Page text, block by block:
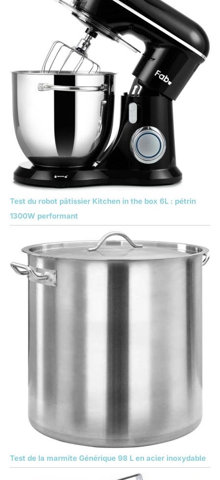
Test du robot pâtissier Kitchen in the box 6L : pétrin
1300W performant
Test de la marmite Générique 98 L en acier inoxydable